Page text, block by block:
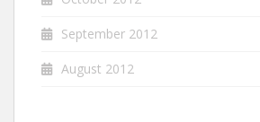
September 2012
August 2012